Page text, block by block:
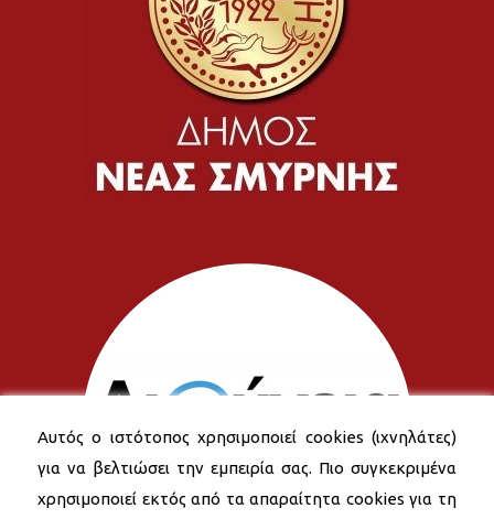
Αυτός ο ιστότοπος χρησιμοποιεί cookies (ιχνηλάτες)
για να βελτιώσει την εμπειρία σας. Πιο συγκεκριμένα
χρησιμοποιεί εκτός από τα απαραίτητα cookies για τη